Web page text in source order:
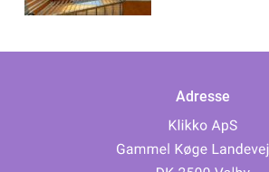
Adresse